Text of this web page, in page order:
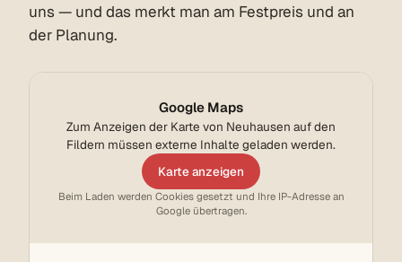
uns — und das merkt man am Festpreis und an
der Planung.
Google Maps
Zum Anzeigen der Karte von Neuhausen auf den
Fildern müssen externe Inhalte geladen werden.
Karte anzeigen
Beim Laden werden Cookies gesetzt und Ihre IP-Adresse an
Google übertragen.